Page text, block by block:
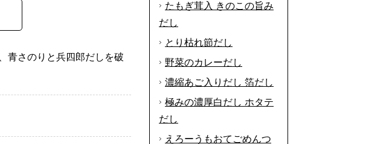
青さのりと兵四郎だしを破
たもぎ茸入 きのこの旨み
だし
とり枯れ節だし
野菜のカレーだし
濃縮あご入りだし 箔だし
極みの濃厚白だし ホタテ
だし
えろーうもおてごめんつ